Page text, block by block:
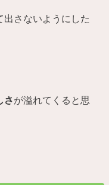
出さないようにした
さが溢れてくると思